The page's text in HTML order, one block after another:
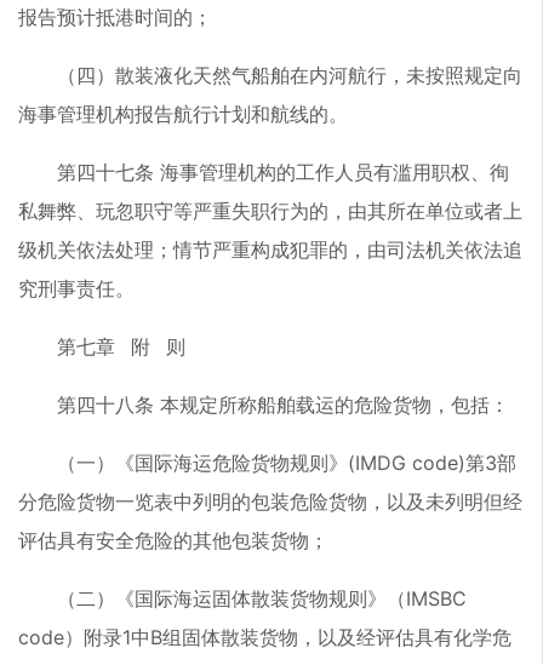
报告预计抵港时间的；
（四）散装液化天然气船舶在内河航行，未按照规定向
海事管理机构报告航行计划和航线的。
第四十七条 海事管理机构的工作人员有滥用职权、徇
私舞弊、玩忽职守等严重失职行为的，由其所在单位或者上
级机关依法处理；情节严重构成犯罪的，由司法机关依法追
究刑事责任。
第七章 附 则
第四十八条 本规定所称船舶载运的危险货物，包括：
（一）《国际海运危险货物规则》(IMDG code)第3部
分危险货物一览表中列明的包装危险货物，以及未列明但经
评估具有安全危险的其他包装货物；
（二）《国际海运固体散装货物规则》（IMSBC
code）附录1中B组固体散装货物，以及经评估具有化学危